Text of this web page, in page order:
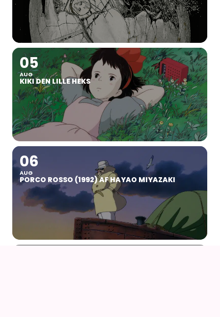
05
AUG
KIKI DEN LILLE HEKS
06
AUG
PORCO ROSSO (1992) AF HAYAO MIYAZAKI